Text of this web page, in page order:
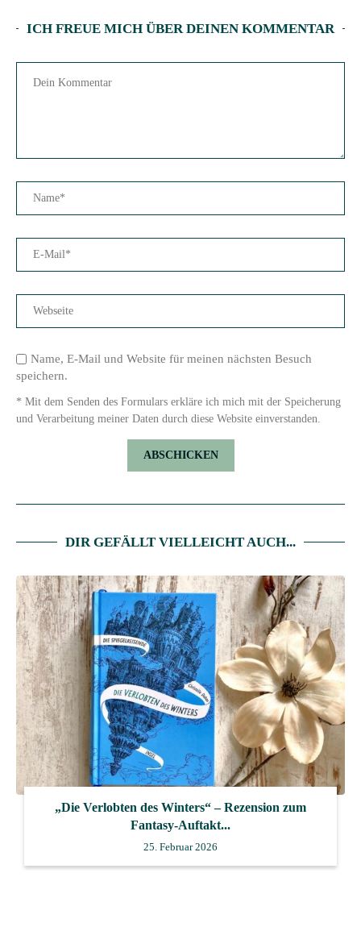
ICH FREUE MICH ÜBER DEINEN KOMMENTAR
Name, E-Mail und Website für meinen nächsten Besuch
speichern.
* Mit dem Senden des Formulars erkläre ich mich mit der Speicherung
und Verarbeitung meiner Daten durch diese Website einverstanden.
DIR GEFÄLLT VIELLEICHT AUCH...
„Die Verlobten des Winters“ – Rezension zum
Fantasy-Auftakt...
25. Februar 2026